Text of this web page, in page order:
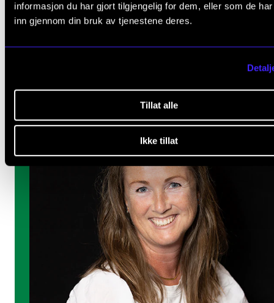
informasjon du har gjort tilgjengelig for dem, eller som de
inn gjennom din bruk av tjenestene deres.
Tillat alle
Ikke tillat